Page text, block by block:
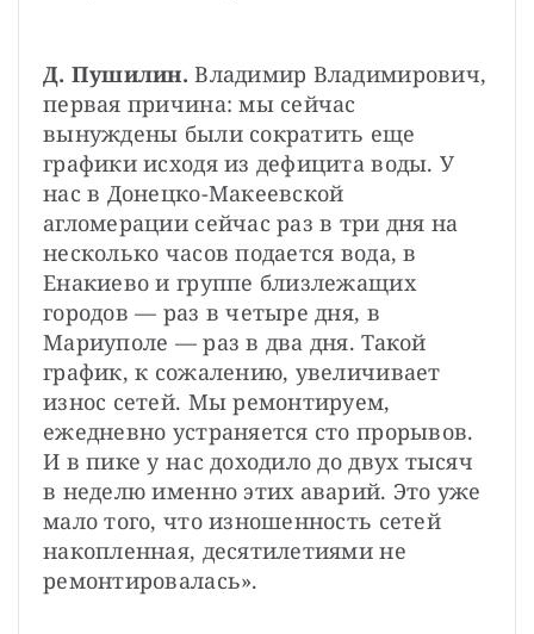
Д. Пушилин. Владимир Владимирович,
первая причина: мы сейчас
вынуждены были сократить еще
графики исходя из дефицита воды. У
нас в Донецко-Макеевской
агломерации сейчас раз в три дня на
несколько часов подается вода, в
Енакиево и группе близлежащих
городов — раз в четыре дня, в
Мариуполе — раз в два дня. Такой
график, к сожалению, увеличивает
износ сетей. Мы ремонтируем,
ежедневно устраняется сто прорывов.
И в пике у нас доходило до двух тысяч
в неделю именно этих аварий. Это уже
мало того, что изношенность сетей
накопленная, десятилетиями не
ремонтировалась».